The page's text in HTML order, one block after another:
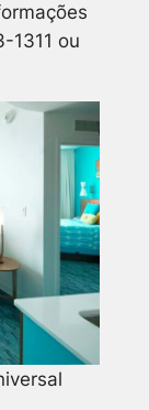
1311 ou